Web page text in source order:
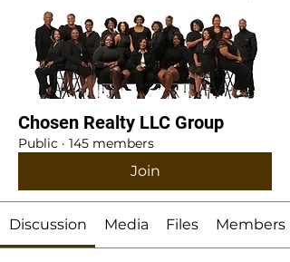
Chosen Realty LLC Group
Public · 145 members
Join
Discussion Media Files Members